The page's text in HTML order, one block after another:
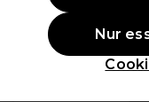
Nur